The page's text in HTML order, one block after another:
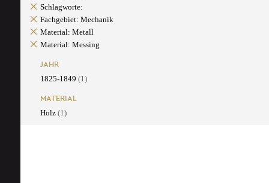
Schlagworte:
Fachgebiet: Mechanik
Material: Metall
Material: Messing
JAHR
1825-1849 (1)
MATERIAL
Holz (1)